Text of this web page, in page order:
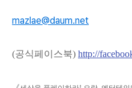
mazlae@daum.net
(공식페이스북) http://